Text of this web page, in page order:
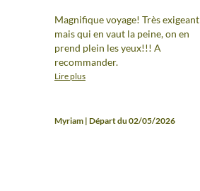
Magnifique voyage! Très exigeant
mais qui en vaut la peine, on en
prend plein les yeux!!! A
recommander.
Lire plus
Myriam | Départ du 02/05/2026